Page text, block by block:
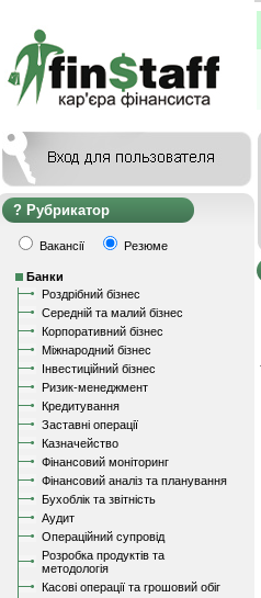
Рубрикатор
Вакансії Резюме
Банки
Роздрібний бізнес
Середній та малий бізнес
Корпоративний бізнес
Міжнародний бізнес
Інвестиційний бізнес
Ризик-менеджмент
Кредитування
Заставні операції
Казначейство
Фінансовий моніторинг
Фінансовий аналіз та планування
Бухоблік та звітність
Аудит
Операційний супровід
Розробка продуктів та
методологія
Касові операції та грошовий обіг